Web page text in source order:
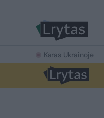
Karas Ukrainoje